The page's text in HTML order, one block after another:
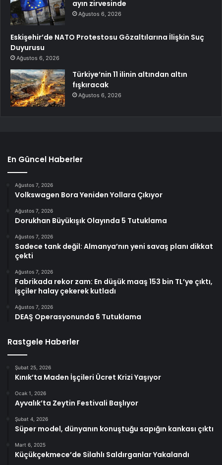
ayın zirvesinde
Ağustos 6, 2026
Eskişehir’de NATO Protestosu Gözaltılarına İlişkin Suç
Duyurusu
Ağustos 6, 2026
Türkiye’nin 11 ilinin altından altın
fışkıracak
Ağustos 6, 2026
En Güncel Haberler
Ağustos 7, 2026
Volkswagen Bora Yeniden Yollara Çıkıyor
Ağustos 7, 2026
Dorukhan Büyükışık Olayında 5 Tutuklama
Ağustos 7, 2026
Sadece tank değil: Almanya’nın yeni savaş planı dikkat
çekti
Ağustos 7, 2026
Fabrikada rekor zam: En düşük maaş 153 bin TL’ye çıktı,
işçiler halay çekerek kutladı
Ağustos 7, 2026
DEAŞ Operasyonunda 6 Tutuklama
Rastgele Haberler
Şubat 25, 2026
Kınık’ta Maden İşçileri Ücret Krizi Yaşıyor
Ocak 1, 2026
Ayvalık’ta Zeytin Festivali Başlıyor
Şubat 4, 2026
Süper model, dünyanın konuştuğu sapığın kankası çıktı
Mart 6, 2025
Küçükçekmece’de Silahlı Saldırganlar Yakalandı